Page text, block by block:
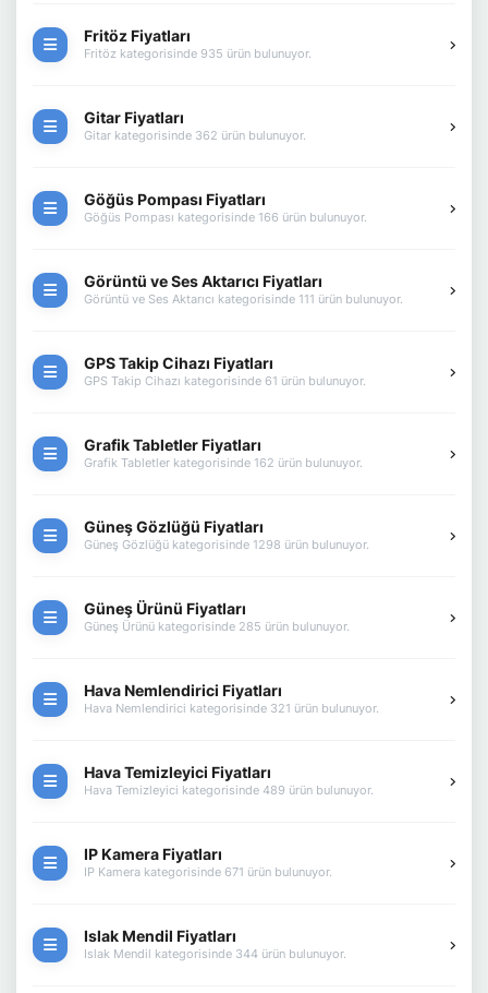
Fritöz Fiyatları
Fritöz kategorisinde 935 ürün bulunuyor.
Gitar Fiyatları
Gitar kategorisinde 362 ürün bulunuyor.
Göğüs Pompası Fiyatları
Göğüs Pompası kategorisinde 166 ürün bulunuyor.
Görüntü ve Ses Aktarıcı Fiyatları
Görüntü ve Ses Aktarıcı kategorisinde 111 ürün bulunuyor.
GPS Takip Cihazı Fiyatları
GPS Takip Cihazı kategorisinde 61 ürün bulunuyor.
Grafik Tabletler Fiyatları
Grafik Tabletler kategorisinde 162 ürün bulunuyor.
Güneş Gözlüğü Fiyatları
Güneş Gözlüğü kategorisinde 1298 ürün bulunuyor.
Güneş Ürünü Fiyatları
Güneş Ürünü kategorisinde 285 ürün bulunuyor.
Hava Nemlendirici Fiyatları
Hava Nemlendirici kategorisinde 321 ürün bulunuyor.
Hava Temizleyici Fiyatları
Hava Temizleyici kategorisinde 489 ürün bulunuyor.
IP Kamera Fiyatları
IP Kamera kategorisinde 671 ürün bulunuyor.
Islak Mendil Fiyatları
Islak Mendil kategorisinde 344 ürün bulunuyor.